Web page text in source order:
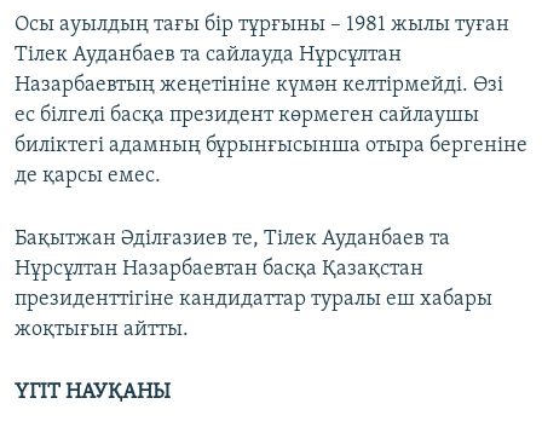
Осы ауылдың тағы бір тұрғыны – 1981 жылы туған
Тілек Ауданбаев та сайлауда Нұрсұлтан
Назарбаевтың жеңетініне күмән келтірмейді. Өзі
ес білгелі басқа президент көрмеген сайлаушы
биліктегі адамның бұрынғысынша отыра бергеніне
де қарсы емес.
Бақытжан Әділғазиев те, Тілек Ауданбаев та
Нұрсұлтан Назарбаевтан басқа Қазақстан
президенттігіне кандидаттар туралы еш хабары
жоқтығын айтты.
ҮГІТ НАУҚАНЫ